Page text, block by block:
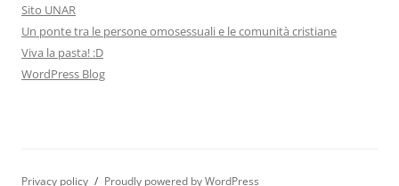
Sito UNAR
Un ponte tra le persone omosessuali e le comunità cristiane
Viva la pasta! :D
WordPress Blog
Privacy policy Proudly powered by WordPress